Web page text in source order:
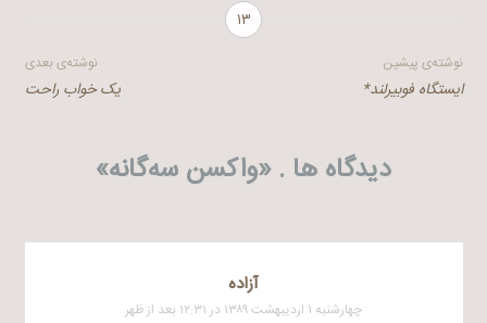
۱۳
راهبری
نوشته‌ی پیشین
ایستگاه فوبیرلند*
نوشته‌ی بعدی
یک خواب راحت
دیدگاه ها . «واکسن سه‌گانه»
آزاده
چهارشنبه ۱ اردیبهشت ۱۳۸۹ در ۱۲:۳۱ بعد از ظهر